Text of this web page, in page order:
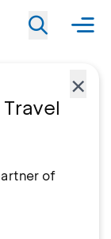
×
of